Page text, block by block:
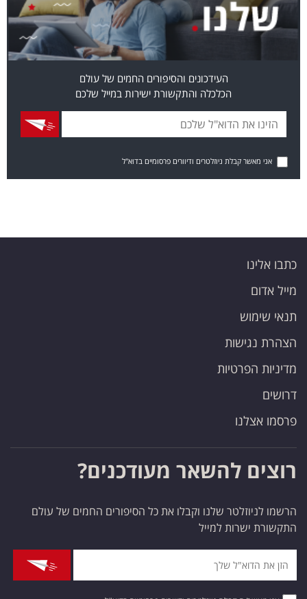
העידכונים והסיפורים החמים של עולם
הכלכלה והתקשורת ישירות במייל שלכם
אני מאשר קבלת ניוזלטרים ודיוורים פרסומיים בדוא"ל
כתבו אלינו
מייל אדום
תנאי שימוש
הצהרת נגישות
מדיניות הפרטיות
דרושים
פרסמו אצלנו
רוצים להשאר מעודכנים?
הרשמו לניוזלטר שלנו וקבלו את כל הסיפורים החמים של עולם
התקשורת ישרות למייל